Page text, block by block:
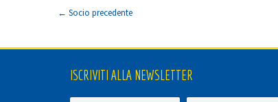
← Socio precedente
ISCRIVITI ALLA NEWSLETTER